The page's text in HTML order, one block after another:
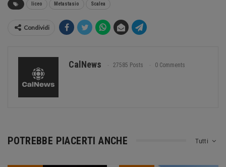
liceo Metastasio Scalea
Condividi
CalNews 27585 Posts 0 Comments
Tutti
POTREBBE PIACERTI ANCHE